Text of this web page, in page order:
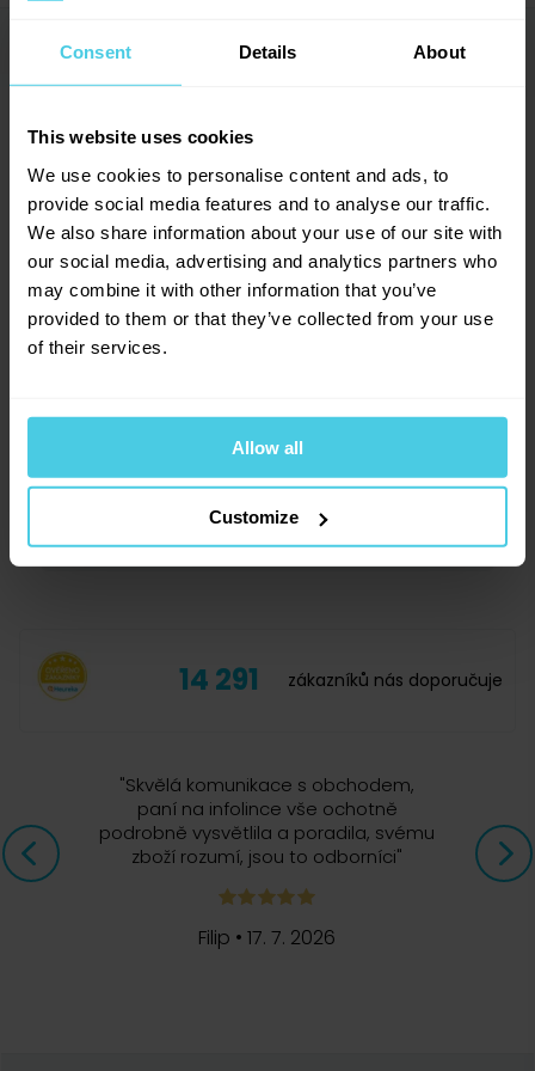
Consent Details About
This website uses cookies
We use cookies to personalise content and ads, to
provide social media features and to analyse our traffic.
We also share information about your use of our site with
our social media, advertising and analytics partners who
may combine it with other information that you’ve
provided to them or that they’ve collected from your use
of their services.
Allow all
Customize
Veškeré emise související s celým životním cyklem
hliníkových kapslí Lavazza jsou od roku 2021 zcela
kompenzovány prostřednictvím kompenzačního
dosažení nulových emisí.
5
7 hodnocení
7x
0x
0x
0x
Výborná káva, chuťově vyvážená . Silná a jemná zároveň.
Dotazy a komentáře (0)
Přidat dotaz
📧Provoňte si e-mailovou
schránku kávou
Aromagazín vám pošleme jen, když bude o
čem psát.
Slibujeme na naše kafe.
Přihlásit se
14 291 zákazníků nás doporučuje
"Skvělá komunikace s obchodem,
paní na infolince vše ochotně
podrobně vysvětlila a poradila, svému
zboží rozumí, jsou to odborníci"
Filip •17. 7. 2026